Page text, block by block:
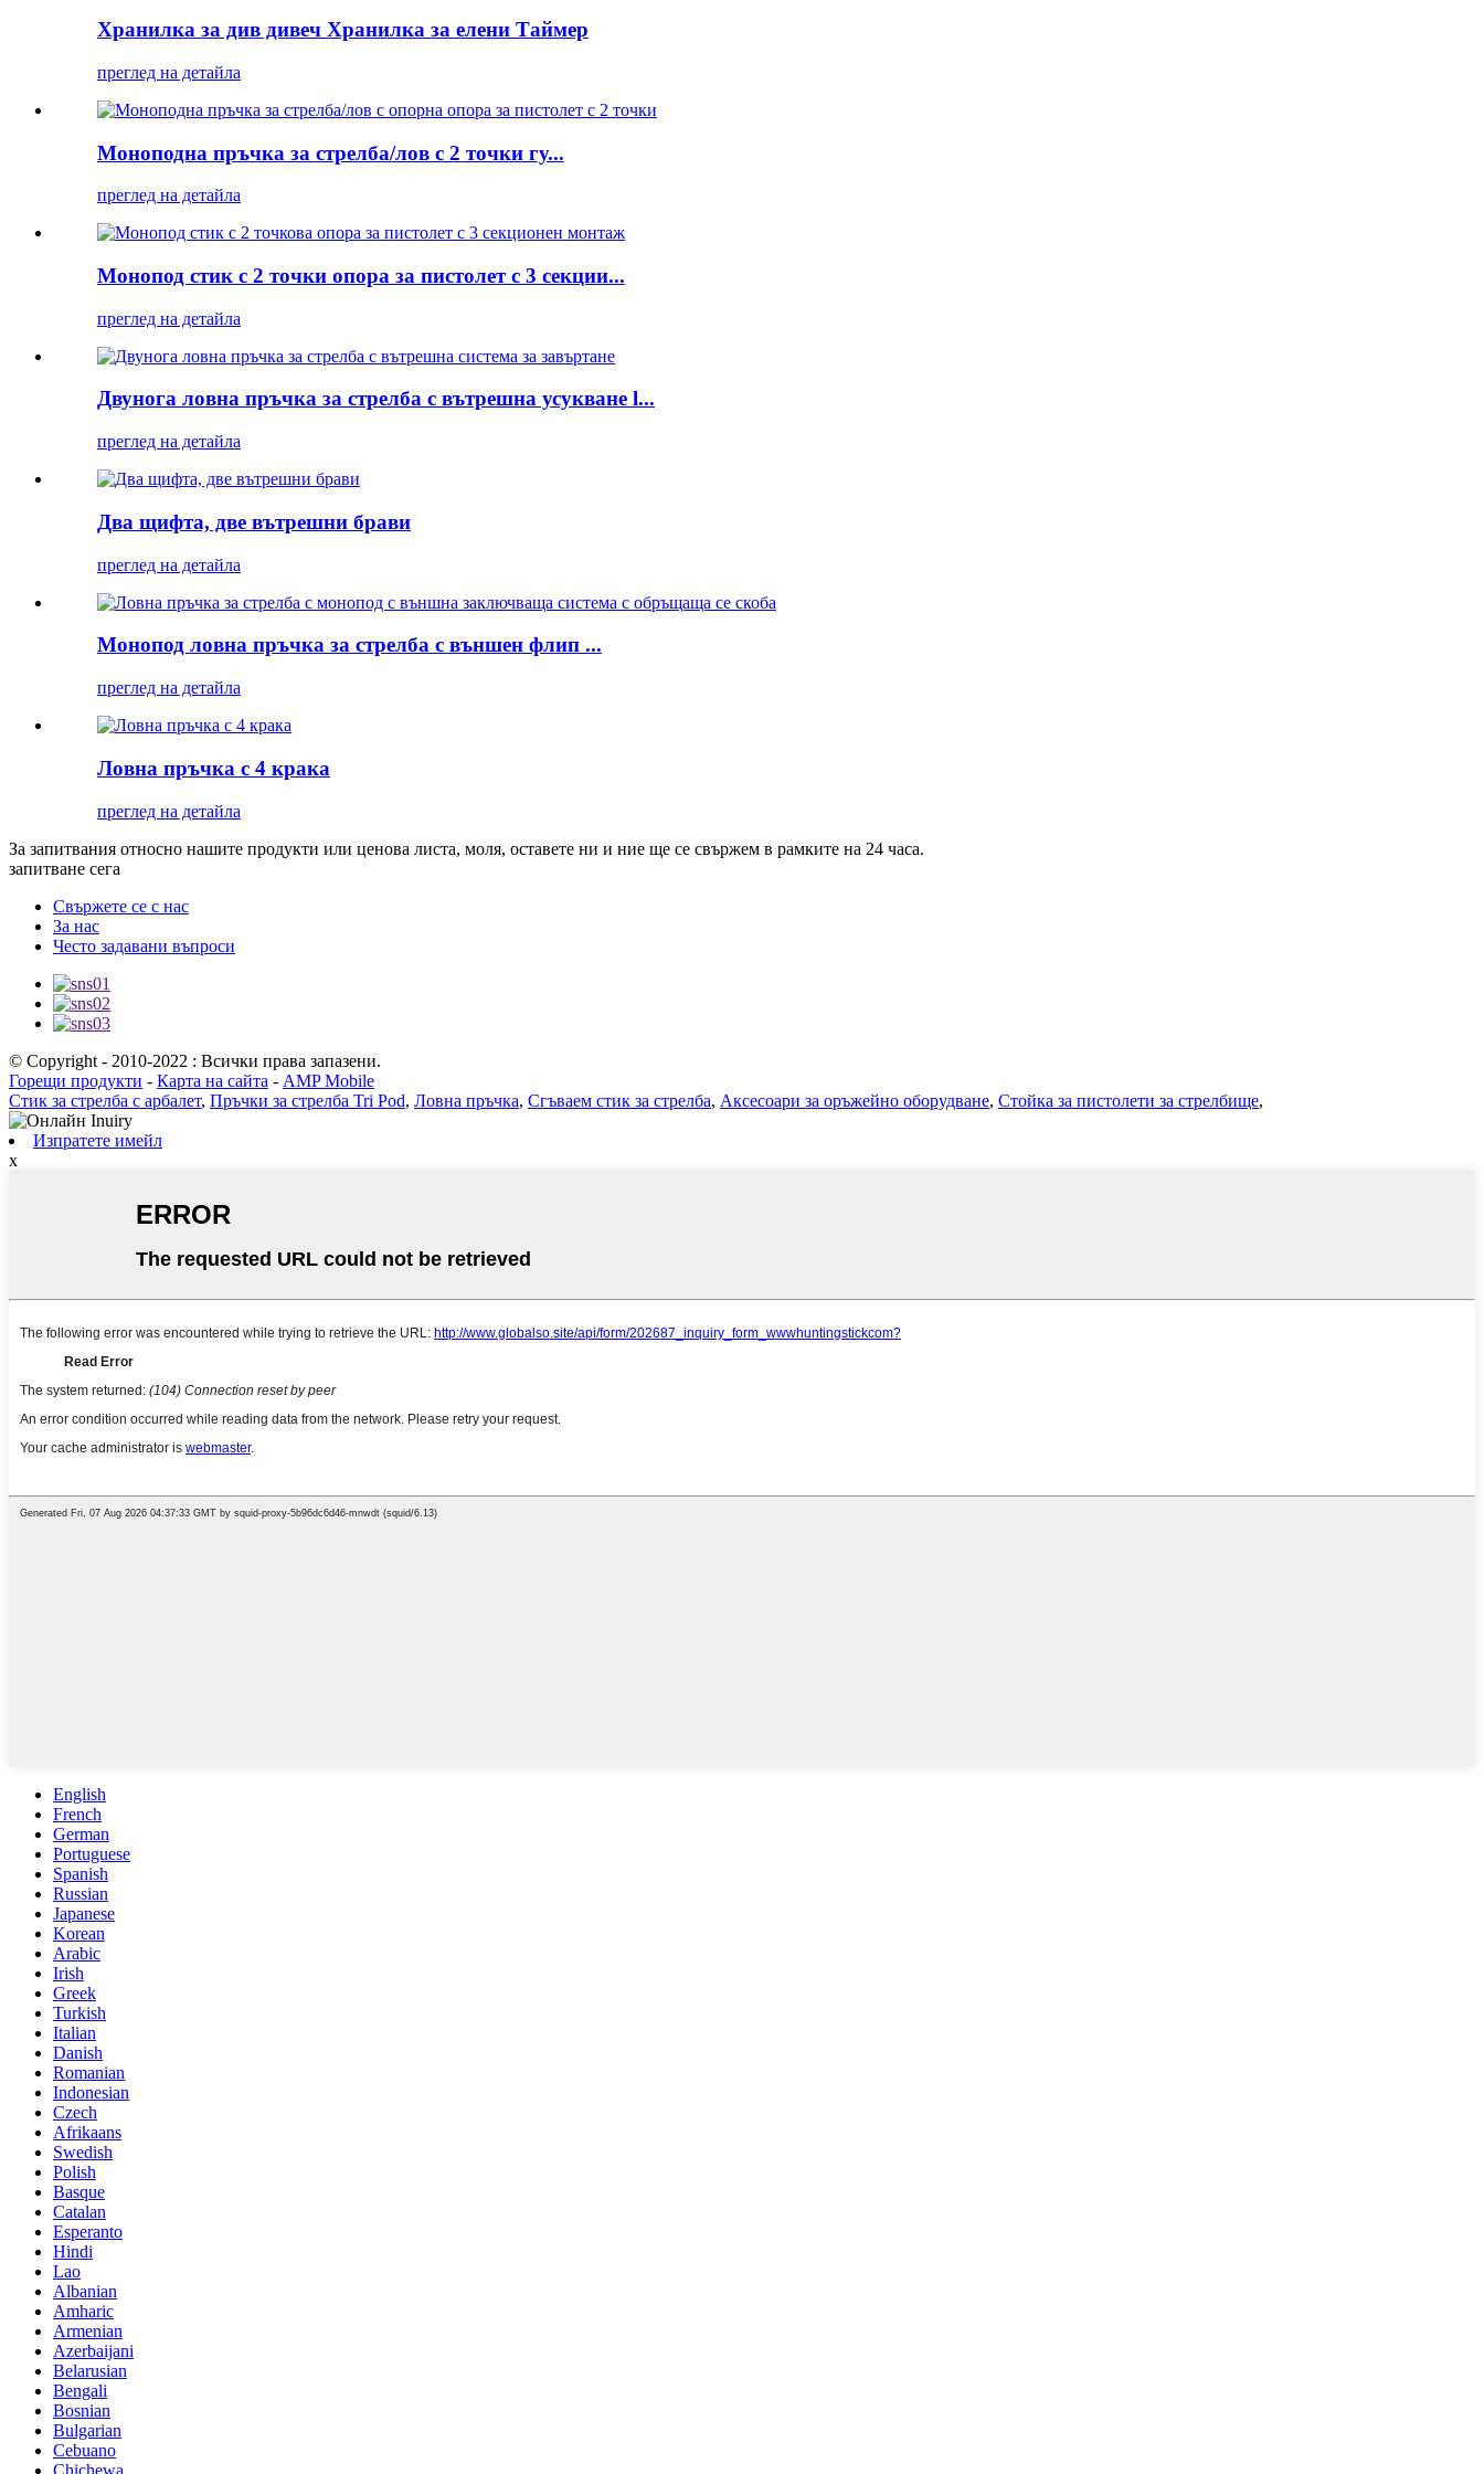
Хранилка за див дивеч Хранилка за елени Таймер
преглед на детайла
Моноподна пръчка за стрелба/лов с 2 точки гу...
преглед на детайла
Монопод стик с 2 точки опора за пистолет с 3 секции...
преглед на детайла
Двунога ловна пръчка за стрелба с вътрешна усукване l...
преглед на детайла
Два щифта, две вътрешни брави
преглед на детайла
Монопод ловна пръчка за стрелба с външен флип ...
преглед на детайла
Ловна пръчка с 4 крака
преглед на детайла
За запитвания относно нашите продукти или ценова листа, моля, оставете ни и ние ще се свържем в рамките на 24 часа.
запитване сега
Свържете се с нас
За нас
Често задавани въпроси
© Copyright - 2010-2022 : Всички права запазени.
Горещи продукти - Карта на сайта - AMP Mobile
Стик за стрелба с арбалет, Пръчки за стрелба Tri Pod, Ловна пръчка, Сгъваем стик за стрелба, Аксесоари за оръжейно оборудване, Стойка за пистолети за стрелбище,
Изпратете имейл
x
English
French
German
Portuguese
Spanish
Russian
Japanese
Korean
Arabic
Irish
Greek
Turkish
Italian
Danish
Romanian
Indonesian
Czech
Afrikaans
Swedish
Polish
Basque
Catalan
Esperanto
Hindi
Lao
Albanian
Amharic
Armenian
Azerbaijani
Belarusian
Bengali
Bosnian
Bulgarian
Cebuano
Chichewa